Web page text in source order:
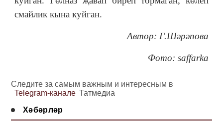
смайлик кына куйган.
Автор: Г.Шәрәпова
Фото: saffarka
Следите за самым важным и интересным в
Telegram-канале Татмедиа
Хәбәрләр